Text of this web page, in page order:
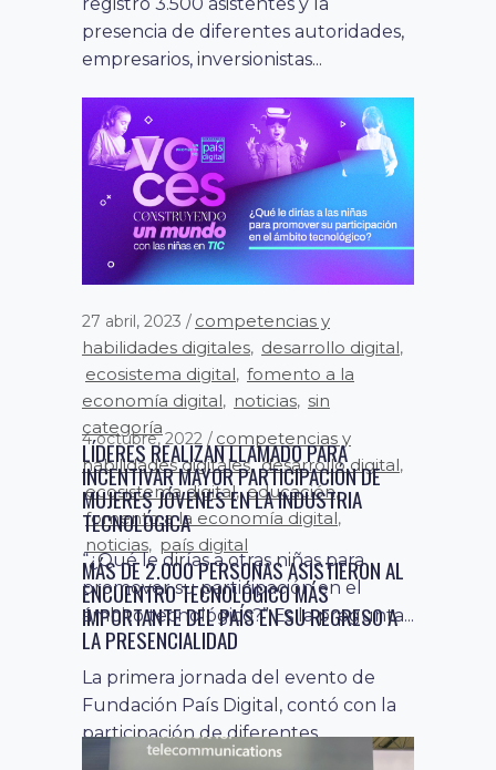
27 abril, 2023
competencias y
habilidades digitales, desarrollo digital,
ecosistema digital, fomento a la
economía digital, noticias, sin
categoría
LÍDERES REALIZAN LLAMADO PARA
INCENTIVAR MAYOR PARTICIPACIÓN DE
MUJERES JÓVENES EN LA INDUSTRIA
TECNOLÓGICA
“¿Qué le dirías a otras niñas para
promover su participación en el
ámbito tecnológico?” Es la pregunta...
5 octubre, 2022 competencias y
habilidades digitales,desarrollo digital
ecosistema digital
fomento a la economía digital,
noticias,país digital
CON ÉXITO CONCLUYE EL REGRESO A LA
PRESENCIALIDAD DEL EVENTO DE CULTURA
DIGITAL MÁS IMPORTANTE DEL PAÍS
El evento de Fundación País Digital
registró 3.500 asistentes y la
presencia de diferentes autoridades,
empresarios, inversionistas...